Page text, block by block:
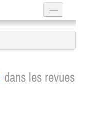
dans les revues